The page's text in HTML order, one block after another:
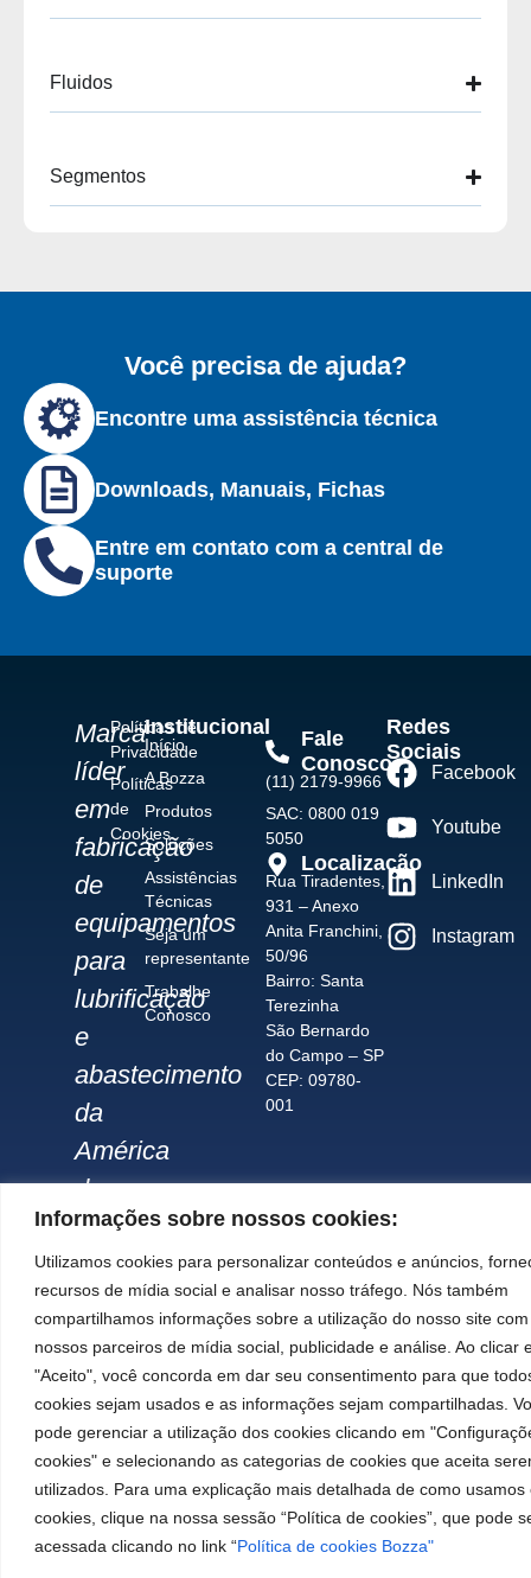
Informações sobre nossos cookies:
Utilizamos cookies para personalizar conteúdos e anúncios,
recursos de mídia social e analisar nosso tráfego. Nós também
compartilhamos informações sobre a utilização do nosso site com
nossos parceiros de mídia social, publicidade e análise. Ao clicar
"Aceito", você concorda em dar seu consentimento para que
cookies sejam usados e as informações sejam compartilhadas.
pode gerenciar a utilização dos cookies clicando em
cookies" e selecionando as categorias de cookies que aceita
utilizados. Para uma explicação mais detalhada de como usamos
cookies, clique na nossa sessão “Política de cookies”, que pode
acessada clicando no link “Política de cookies Bozza"
Fluidos
Segmentos
Você precisa de ajuda?
Encontre uma assistência técnica
Downloads, Manuais, Fichas
Entre em contato com a central de
suporte
Marca
líder
em
fabricação
de
equipamentos
para
lubrificação
e
abastecimento
da
América
do
Sul.
Políticas de
Privacidade
Políticas
de
Cookies
Institucional
Início
A Bozza
Produtos
Soluções
Assistências
Técnicas
Seja um
representante
Trabalhe
Conosco
Localização
Rua Tiradentes,
931 – Anexo
Anita Franchini,
50/96
Bairro: Santa
Terezinha
São Bernardo
do Campo – SP
CEP: 09780-
001
Fale
Conosco
(11) 2179-9966
SAC: 0800 019
5050
Redes
Sociais
Facebook
Youtube
LinkedIn
Instagram
Imagens meramente ilustrativas. Informações sujeitas a
alterações sem aviso prévio. Todos os direitos são reservados à
José Murilia Bozza Comércio e Indústria Ltda.